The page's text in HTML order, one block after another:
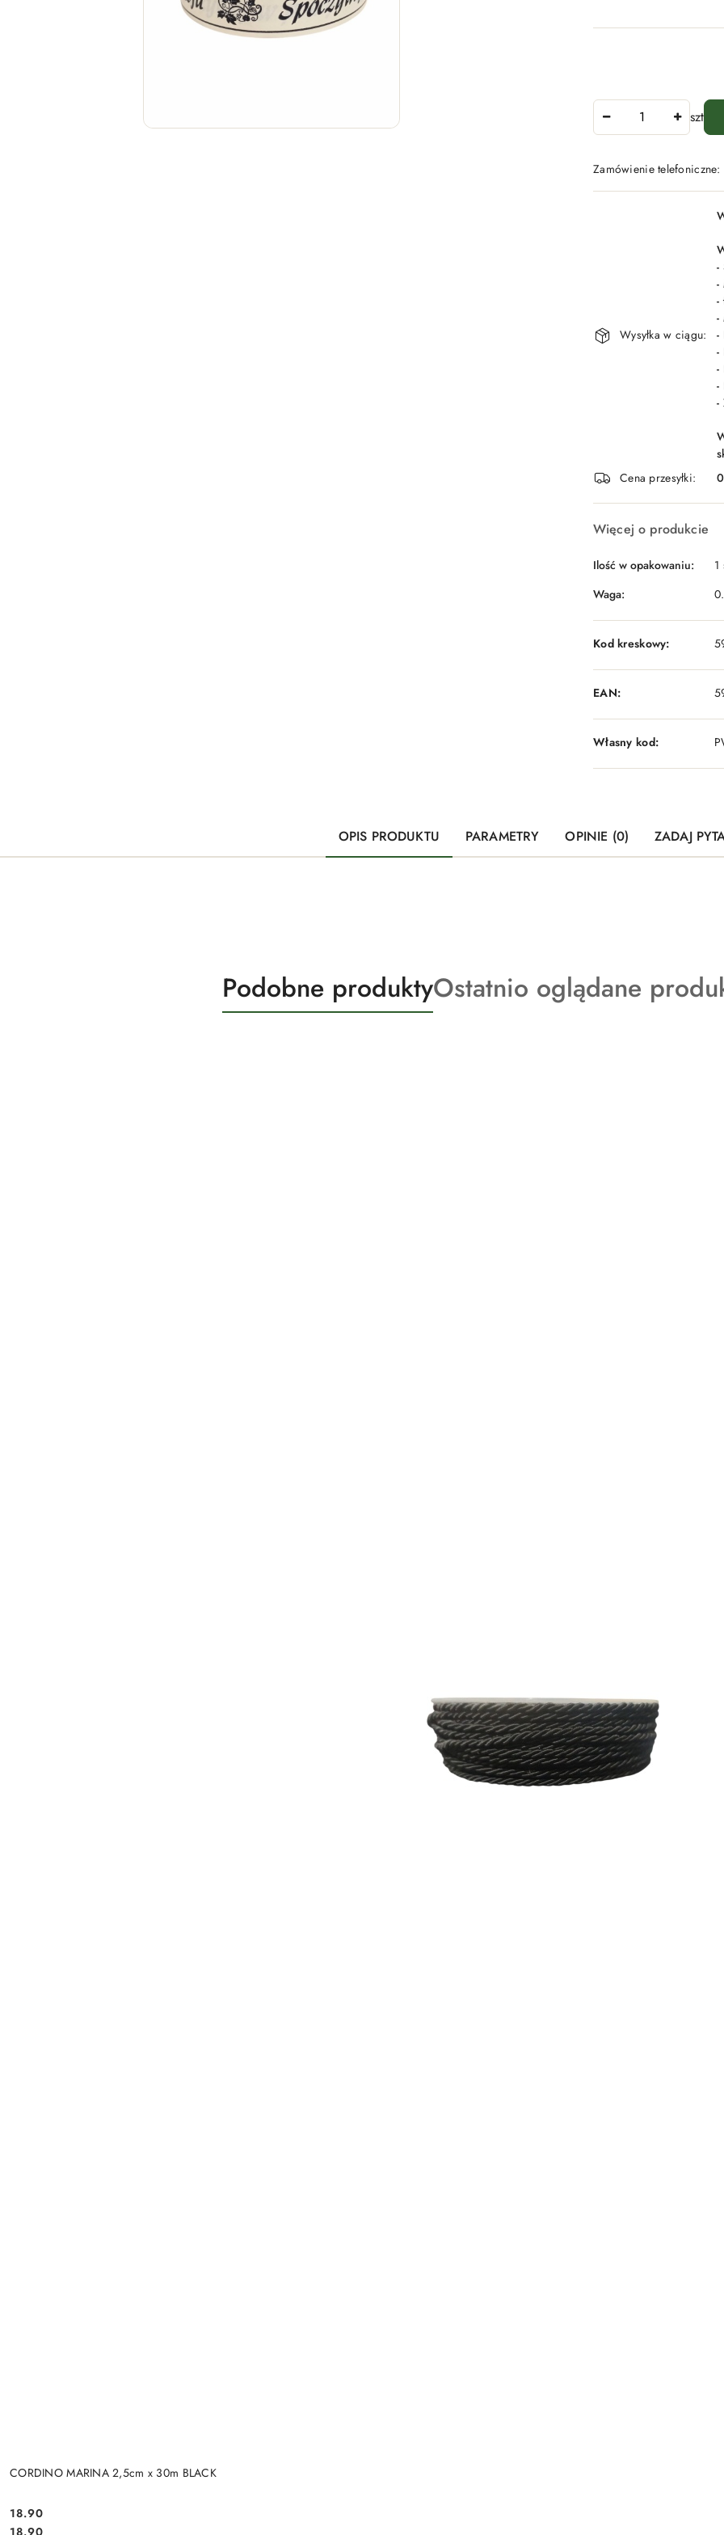
szt
Zamówienie
Wysyłka w ciągu:
-
-
-
-
-
-
-
-
-
Cena przesyłki:
0
Więcej o produkcie
Ilość w opakowaniu:
1
Waga:
Kod kreskowy:
EAN:
Własny kod:
OPIS PRODUKTU PARAMETRY OPINIE (0) ZADAJ
Produkty
o
Podobne produktyProdukty
o
Ostatnio oglądane
CORDINO MARINA 2,5cm x 30m BLACK
18.90
Cena: